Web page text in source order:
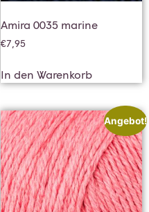
Amira 0035 marine
€7,95
In den Warenkorb
Angebot!